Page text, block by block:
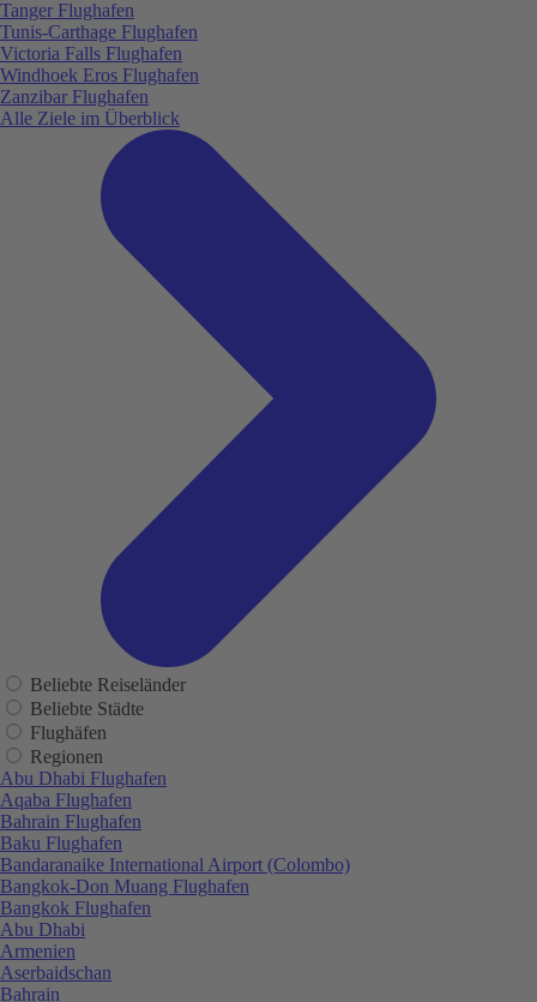
Tanger Flughafen
Tunis-Carthage Flughafen
Victoria Falls Flughafen
Windhoek Eros Flughafen
Zanzibar Flughafen
Alle Ziele im Überblick
Beliebte Reiseländer
Beliebte Städte
Flughäfen
Regionen
Abu Dhabi Flughafen
Aqaba Flughafen
Bahrain Flughafen
Baku Flughafen
Bandaranaike International Airport (Colombo)
Bangkok-Don Muang Flughafen
Bangkok Flughafen
Abu Dhabi
Armenien
Aserbaidschan
Bahrain